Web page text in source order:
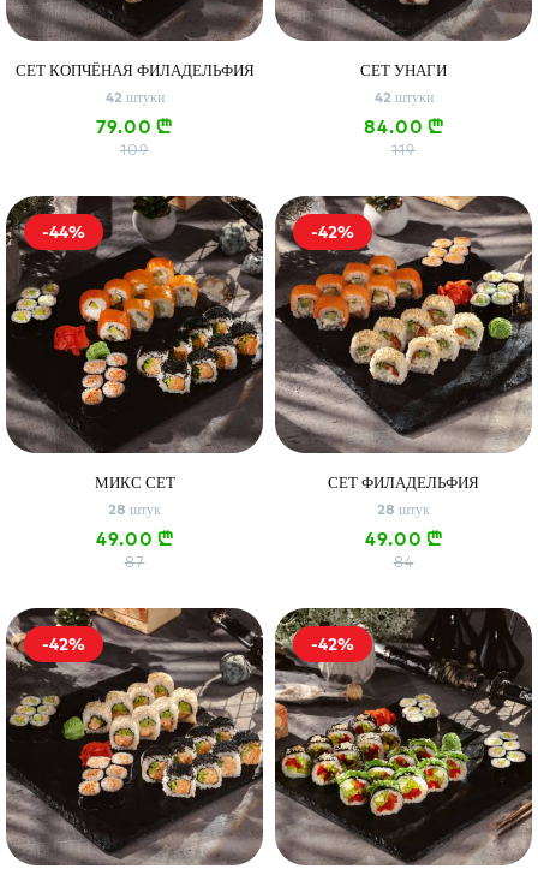
СЕТ КОПЧЁНАЯ ФИЛАДЕЛЬФИЯ
42 штуки
79.00 n
109
СЕТ УНАГИ
42 штуки
84.00 n
119
-44%
МИКС СЕТ
28 штук
49.00 n
87
-42%
СЕТ ФИЛАДЕЛЬФИЯ
28 штук
49.00 n
84
-42% -42%